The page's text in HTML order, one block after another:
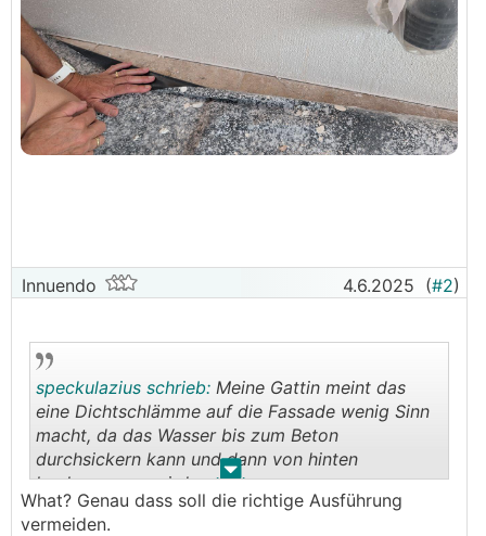
Innuendo 4.6.2025 (#2)
. .
speckulazius schrieb: Meine Gattin meint das
eine Dichtschlämme auf die Fassade wenig Sinn
macht, da das Wasser bis zum Beton
durchsickern kann und dann von hinten
hochgezogen wird.
What? Genau dass soll die richtige Ausführung
vermeiden.